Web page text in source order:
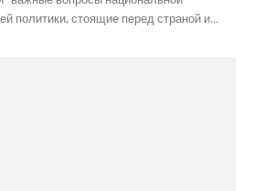
политики, стоящие перед страной и...